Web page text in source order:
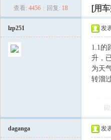
› ›
查看: 4456 回复: 18 [用
lzp251 发
1.1的
升，
为天
转溜
daganga 发